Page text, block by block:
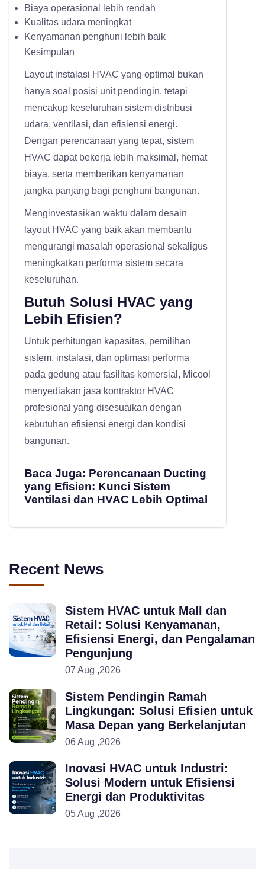
Biaya operasional lebih rendah
Kualitas udara meningkat
Kenyamanan penghuni lebih baik
Kesimpulan
Layout instalasi HVAC yang optimal bukan
hanya soal posisi unit pendingin, tetapi
mencakup keseluruhan sistem distribusi
udara, ventilasi, dan efisiensi energi.
Dengan perencanaan yang tepat, sistem
HVAC dapat bekerja lebih maksimal, hemat
biaya, serta memberikan kenyamanan
jangka panjang bagi penghuni bangunan.
Menginvestasikan waktu dalam desain
layout HVAC yang baik akan membantu
mengurangi masalah operasional sekaligus
meningkatkan performa sistem secara
keseluruhan.
Butuh Solusi HVAC yang
Lebih Efisien?
Untuk perhitungan kapasitas, pemilihan
sistem, instalasi, dan optimasi performa
pada gedung atau fasilitas komersial, Micool
menyediakan jasa kontraktor HVAC
profesional yang disesuaikan dengan
kebutuhan efisiensi energi dan kondisi
bangunan.
Baca Juga: Perencanaan Ducting
yang Efisien: Kunci Sistem
Ventilasi dan HVAC Lebih Optimal
Recent News
Sistem HVAC untuk Mall dan
Retail: Solusi Kenyamanan,
Efisiensi Energi, dan Pengalaman
Pengunjung
07 Aug ,2026
Sistem Pendingin Ramah
Lingkungan: Solusi Efisien untuk
Masa Depan yang Berkelanjutan
06 Aug ,2026
Inovasi HVAC untuk Industri:
Solusi Modern untuk Efisiensi
Energi dan Produktivitas
05 Aug ,2026